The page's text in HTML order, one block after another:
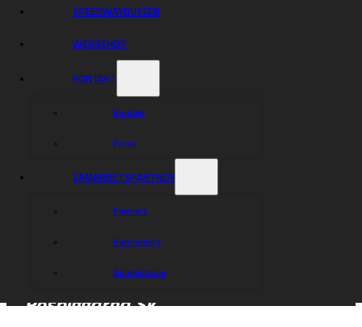
SPEEDWAYBUSSEN
WEBBSHOP
KONTAKT
Kontakt
Press
SAMARBETSPARTNER
Partners
Partnerlista
Guldklubben
Rospiggarna Sk